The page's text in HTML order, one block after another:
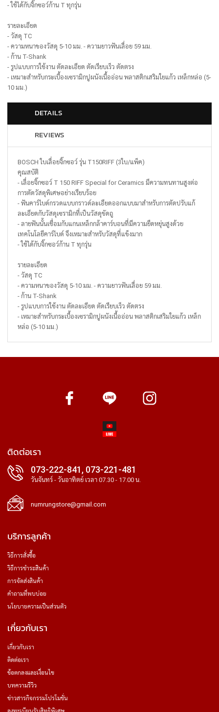
- ใช้ได้กับจิ๊กซอว์ก้าน T ทุกรุ่น
รายละเอียด
- วัสดุ TC
- ความหนาของวัสดุ 5-10 มม. - ความยาวฟันเลื่อย 59 มม.
- ก้าน T-Shank
- รูปแบบการใช้งาน ตัดละเอียด ตัดเรียบเร็ว ตัดตรง
- เหมาะสำหรับกระเบื้องเซรามิกปูผนังเนื้ออ่อน พลาสติกเสริมใยแก้ว เหล็กหล่อ (5-
10 มม.)
DETAILS
REVIEWS
BOSCH ใบเลื่อยจิ๊กซอว์ รุ่น T150RIFF (3ใบ/แพ็ค)
คุณสบัติ
- เลื่อยจิ๊กซอว์ T 150 RIFF Special for Ceramics มีความทนทานสูงต่อ
การตัดวัสดุพิเศษอย่างเรียบร้อย
- ฟันคาร์ไบด์กรวดแบบกราวด์ละเอียดออกแบบมาสำหรับการตัดปรับแก้
ละเอียดกับวัสดุเซรามิกที่เป็นวัสดุขัดถู
- ลายฟันนั้นเชื่อมกับแกนเหล็กกล้าคาร์บอนที่มีความยืดหยุ่นสูงด้วย
เทคโนโลยีคาร์ไบด์ จึงเหมาะสำหรับวัสดุที่แข็งมาก
- ใช้ได้กับจิ๊กซอว์ก้าน T ทุกรุ่น
รายละเอียด
- วัสดุ TC
- ความหนาของวัสดุ 5-10 มม. - ความยาวฟันเลื่อย 59 มม.
- ก้าน T-Shank
- รูปแบบการใช้งาน ตัดละเอียด ตัดเรียบเร็ว ตัดตรง
- เหมาะสำหรับกระเบื้องเซรามิกปูผนังเนื้ออ่อน พลาสติกเสริมใยแก้ว เหล็ก
หล่อ (5-10 มม.)
ติดต่อเรา
073-222-841, 073-221-481
วันจันทร์ - วันอาทิตย์ เวลา 07.30 - 17.00 น.
numrungstore@gmail.com
บริการลูกค้า
วิธีการสั่งซื้อ
วิธีการชำระสินค้า
การจัดส่งสินค้า
คำถามที่พบบ่อย
นโยบายความเป็นส่วนตัว
เกี่ยวกับเรา
เกี่ยวกับเรา
ติดต่อเรา
ข้อตกลงและเงื่อนไข
บทความรีวิว
ข่าวสารกิจกรรมโปรโมชั่น